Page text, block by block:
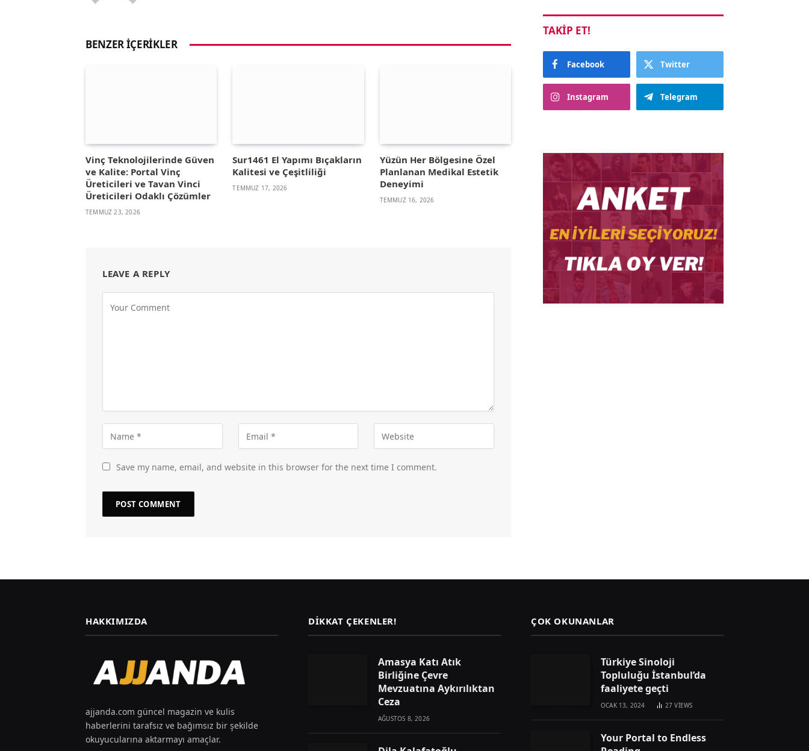
BENZER İÇERIKLER
Vinç Teknolojilerinde Güven
ve Kalite: Portal Vinç
Üreticileri ve Tavan Vinci
Üreticileri Odaklı Çözümler
TEMMUZ 23, 2026
Sur1461 El Yapımı Bıçakların
Kalitesi ve Çeşitliliği
TEMMUZ 17, 2026
Yüzün Her Bölgesine Özel
Planlanan Medikal Estetik
Deneyimi
TEMMUZ 16, 2026
LEAVE A REPLY
Save my name, email, and website in this browser for the next time I comment.
TAKIP ET!
Facebook Twitter
Instagram Telegram
HAKKIMIZDA
ajjanda.com güncel magazin ve kulis
haberlerini tarafsız ve bağımsız bir şekilde
okuyucularına aktarmayı amaçlar.
DIKKAT ÇEKENLER!
Amasya Katı Atık
Birliğine Çevre
Mevzuatına Aykırılıktan
Ceza
AĞUSTOS 8, 2026
ÇOK OKUNANLAR
Türkiye Sinoloji
Topluluğu İstanbul’da
faaliyete geçti
OCAK 13, 2024 27VIEWS
Your Portal to Endless